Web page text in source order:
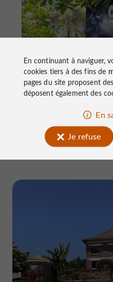
La Sente aux
Sites Naturels / Parcs
4.3 km
En continuant à naviguer,
cookies tiers à des fins de
pages du site proposent des
déposent également des
En
Je refuse